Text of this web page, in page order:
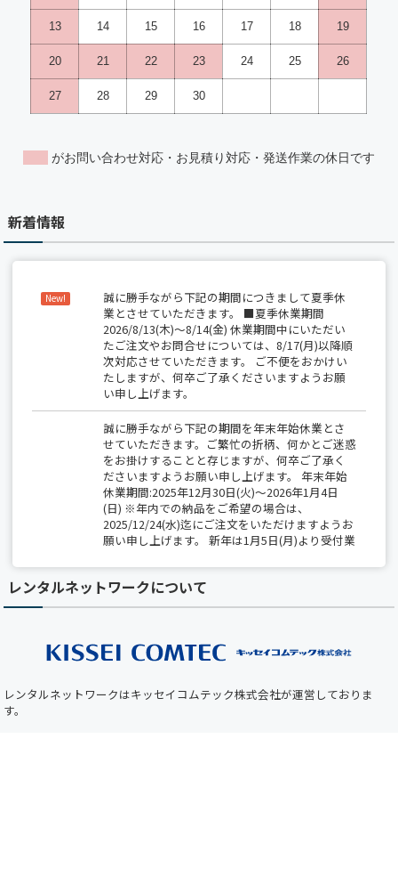
新着情報
New!
誠に勝手ながら下記の期間につきまして夏季休
業とさせていただきます。 ■夏季休業期間
2026/8/13(木)～8/14(金) 休業期間中にいただい
たご注文やお問合せについては、8/17(月)以降順
次対応させていただきます。 ご不便をおかけい
たしますが、何卒ご了承くださいますようお願
い申し上げます。
誠に勝手ながら下記の期間を年末年始休業とさ
せていただきます。ご繁忙の折柄、何かとご迷惑
をお掛けすることと存じますが、何卒ご了承く
ださいますようお願い申し上げます。 年末年始
休業期間:2025年12月30日(火)～2026年1月4日
(日) ※年内での納品をご希望の場合は、
2025/12/24(水)迄にご注文をいただけますようお
願い申し上げます。 新年は1月5日(月)より受付業
【夏季休業のお知らせ】 2025/8/14(木)～
8/15(金)は全社一斉休業期間につき、 出荷業務
で、 ご不便をおかけしますが、何卒ご了承くだ
【ホームページメンテナンスのお知らせ】 平素
レンタルネットワークについて
レンタルネットワークはキッセイコムテック株式会社が運営しておりま
す。